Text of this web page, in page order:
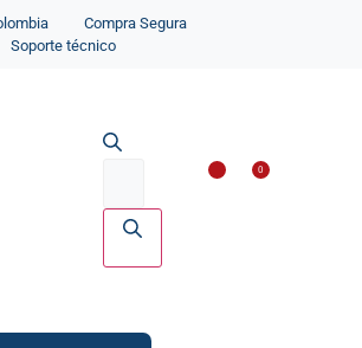
Compra Segura
Soporte técnico
0